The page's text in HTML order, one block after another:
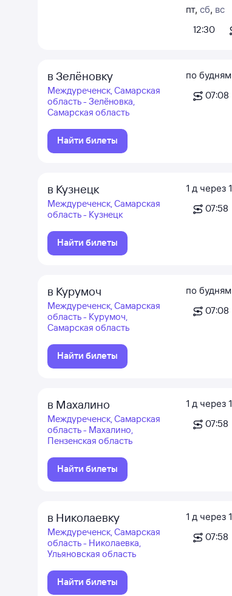
пт, сб, вс
12:30
в Зелёновку
Междуреченск, Самарская
область - Зелёновка,
Самарская область
Найти билеты
по будням
07:08
в Кузнецк
Междуреченск, Самарская
область - Кузнецк
Найти билеты
1 д через 1
07:58
в Курумоч
Междуреченск, Самарская
область - Курумоч,
Самарская область
Найти билеты
по будням
07:08
в Махалино
Междуреченск, Самарская
область - Махалино,
Пензенская область
Найти билеты
1 д через 1
07:58
в Николаевку
Междуреченск, Самарская
область - Николаевка,
Ульяновская область
Найти билеты
1 д через 1
07:58